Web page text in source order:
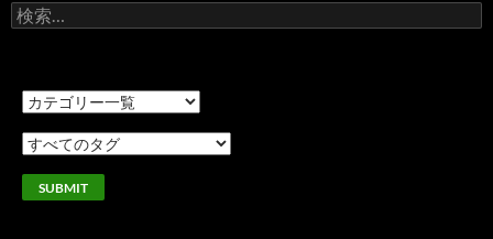
検
索: